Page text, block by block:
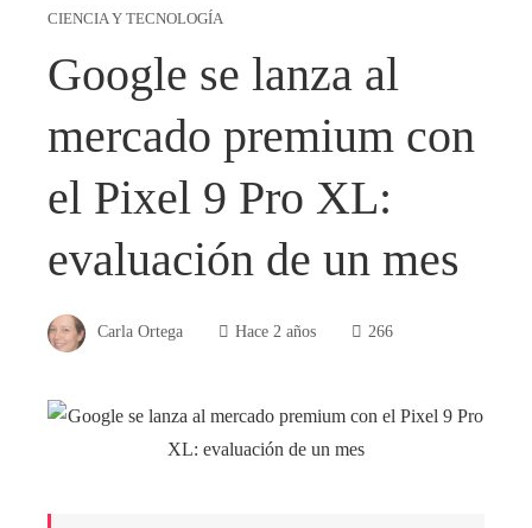
CIENCIA Y TECNOLOGÍA
Google se lanza al
mercado premium con
el Pixel 9 Pro XL:
evaluación de un mes
Carla Ortega Hace 2 años 266